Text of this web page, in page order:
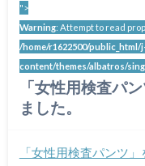
">
Warning: Attempt to read
/home/r1622500/
content/themes/albatros/
「女性用検査パ
ました。
「女性用検査パンツ